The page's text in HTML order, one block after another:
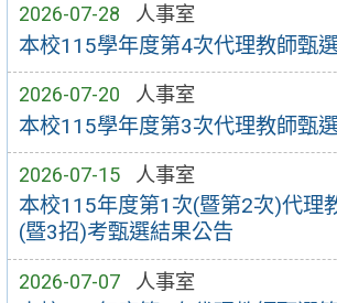
2026-07-28 人事室
本校115學年度第4次代理教師甄
2026-07-20 人事室
本校115學年度第3次代理教師甄
2026-07-15 人事室
本校115年度第1次(暨第2次)代理
(暨3招)考甄選結果公告
2026-07-07 人事室